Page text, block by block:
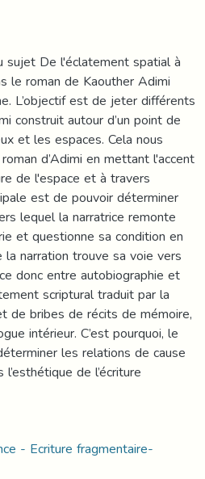
sujet De l'éclatement spatial à
le roman de Kaouther Adimi
L’objectif est de jeter différents
construit autour d’un point de
et les espaces. Cela nous
d’Adimi en mettant l'accent
de l'espace et à travers
est de pouvoir déterminer
lequel la narratrice remonte
et questionne sa condition en
narration trouve sa voie vers
donc entre autobiographie et
scriptural traduit par la
de bribes de récits de mémoire,
intérieur. C’est pourquoi, le
les relations de cause
de l’écriture
- Ecriture fragmentaire-